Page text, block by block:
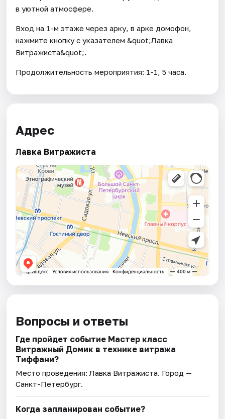
в уютной атмосфере.
Вход на 1-м этаже через арку, в арке домофон,
нажмите кнопку с указателем &quot;Лавка
Витражиста&quot;.
Продолжительность мероприятия: 1-1, 5 часа.
Адрес
Лавка Витражиста
Вопросы и ответы
Где пройдет событие Мастер класс
Витражный Домик в технике витража
Тиффани?
Место проведения:Лавка Витражиста. Город —
Санкт-Петербург.
Когда запланирован событие?